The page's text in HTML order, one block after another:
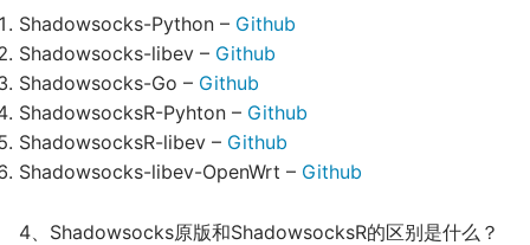
Shadowsocks-Python – Github
Shadowsocks-libev – Github
Shadowsocks-Go – Github
ShadowsocksR-Pyhton – Github
ShadowsocksR-libev – Github
Shadowsocks-libev-OpenWrt – Github
4、Shadowsocks原版和ShadowsocksR的区别是什么？